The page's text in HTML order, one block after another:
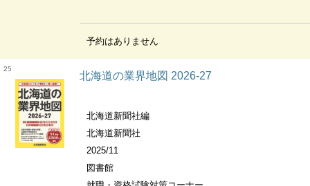
予約はありません
25
北海道の業界地図 2026-27
北海道新聞社編
北海道新聞社
2025/11
図書館